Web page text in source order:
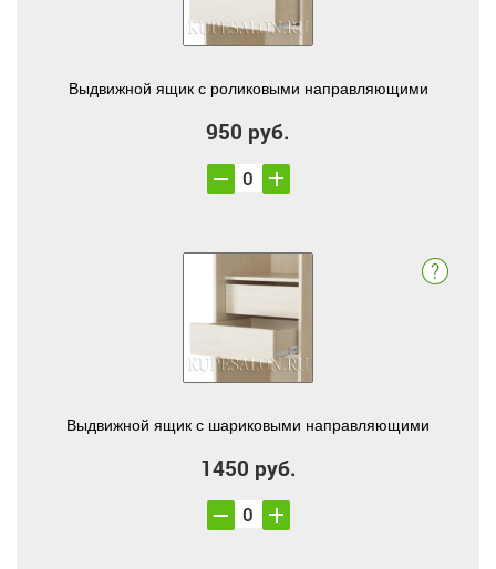
Выдвижной ящик с роликовыми направляющими
950 руб.
Выдвижной ящик с шариковыми направляющими
1450 руб.